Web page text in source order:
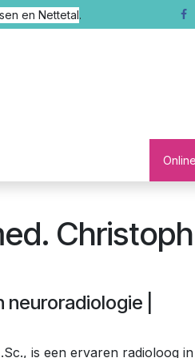
en Nettetal.
Christoph
|
is een ervaren radioloog in